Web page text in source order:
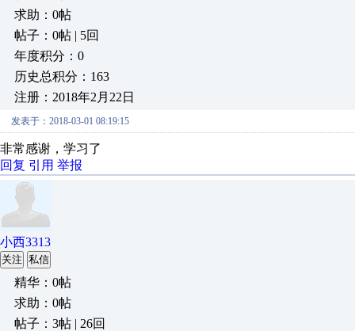
求助：0帖
帖子：0帖 | 5回
年度积分：0
历史总积分：163
注册：2018年2月22日
发表于：2018-03-01 08:19:15
非常感谢，学习了
回复 引用 举报
小西3313
关注 私信
精华：0帖
求助：0帖
帖子：3帖 | 26回